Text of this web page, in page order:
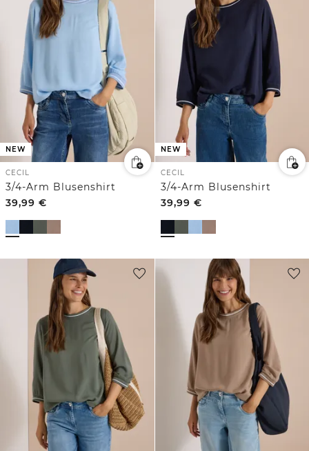
NEW
CECIL
3/4-Arm Blusenshirt
39,99 €
NEW
CECIL
3/4-Arm Blusenshirt
39,99 €